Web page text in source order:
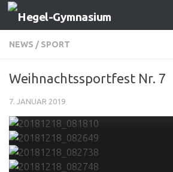
Zum Inhalt springen
NEWS / SPORT
Weihnachtssportfest Nr. 7
7. JANUAR 2019